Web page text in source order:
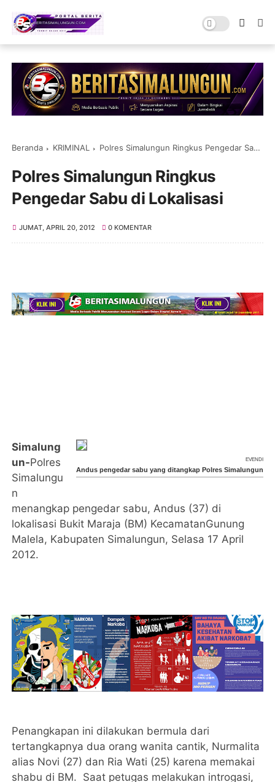
Beranda KRIMINAL Polres Simalungun Ringkus Pengedar Sabu di Lokalisasi
Polres Simalungun Ringkus
Pengedar Sabu di Lokalisasi
JUMAT, APRIL 20, 2012 0 KOMENTAR
EVENDI
Andus pengedar sabu yang ditangkap Polres Simalungun
Simalung
un-Polres
Simalungu
n
menangkap pengedar sabu, Andus (37) di
lokalisasi Bukit Maraja (BM) KecamatanGunung
Malela, Kabupaten Simalungun, Selasa 17 April
2012.
Penangkapan ini dilakukan bermula dari
tertangkapnya dua orang wanita cantik, Nurmalita
alias Novi (27) dan Ria Wati (25) karena memakai
shabu di BM. Saat petugas melakukan introgasi,